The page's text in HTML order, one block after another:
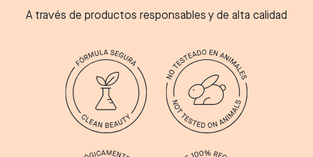
A través de productos responsables y de alta calidad